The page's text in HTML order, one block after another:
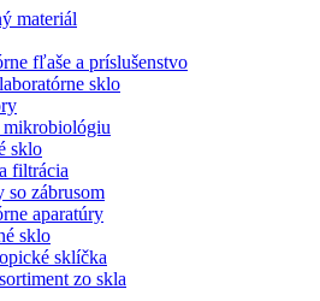
materiál
fľaše a príslušenstvo
sklo
mikrobiológiu
sklo
filtrácia
so zábrusom
aparatúry
sklo
sklíčka
zo skla